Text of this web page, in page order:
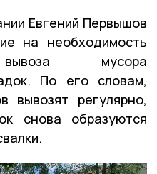
Евгений Первышов
на необходимость
вывоза мусора
По его словам,
вывозят регулярно,
снова образуются